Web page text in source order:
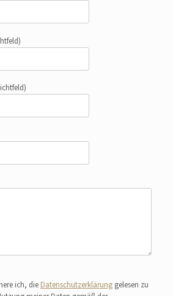
ich, die Datenschutzerklärung gelesen zu